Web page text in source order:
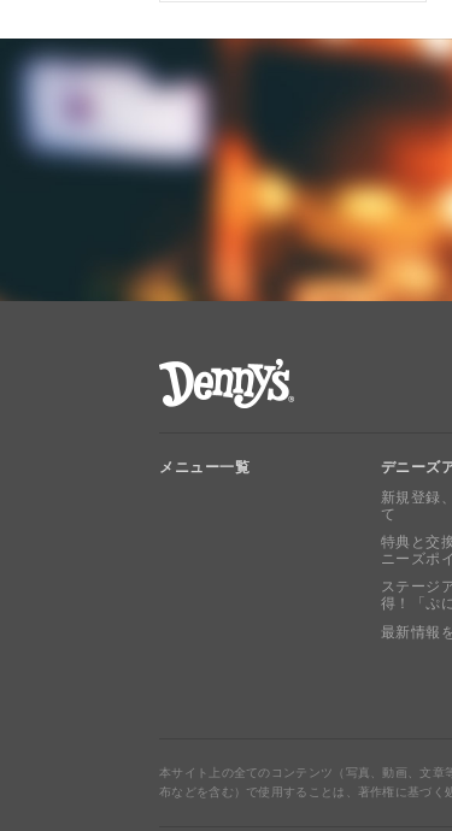
メニュー一覧
デニーズ
新規登録
て
特典と交
ニーズポ
ステージ
得！「ぷに
最新情報
本サイト上の全てのコンテンツ（写真、動画、文
布などを含む）で使用することは、著作権に基づく